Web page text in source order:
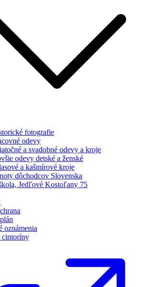
fotografie
odevy
a svadobné odevy a kroje
odevy detské a ženské
a kašmírové kroje
dôchodcov Slovenska
Jedľové Kostoľany 75
oznámenia
cintoríny